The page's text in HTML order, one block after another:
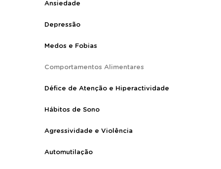
Ansiedade
Depressão
Medos e Fobias
Comportamentos Alimentares
Défice de Atenção e Hiperactividade
Hábitos de Sono
Agressividade e Violência
Automutilação